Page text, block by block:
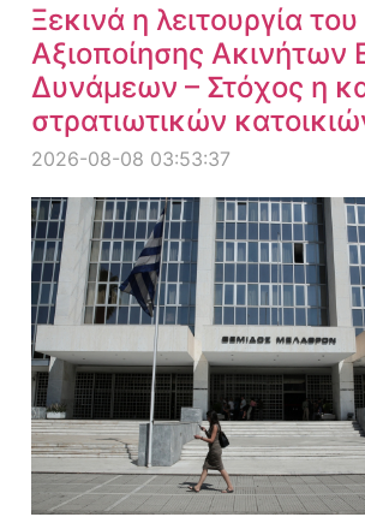
Ξεκινά η λειτουργία
Αξιοποίησης Ακινήτων
Δυνάμεων – Στόχος η
στρατιωτικών
2026-08-08 03:53:37